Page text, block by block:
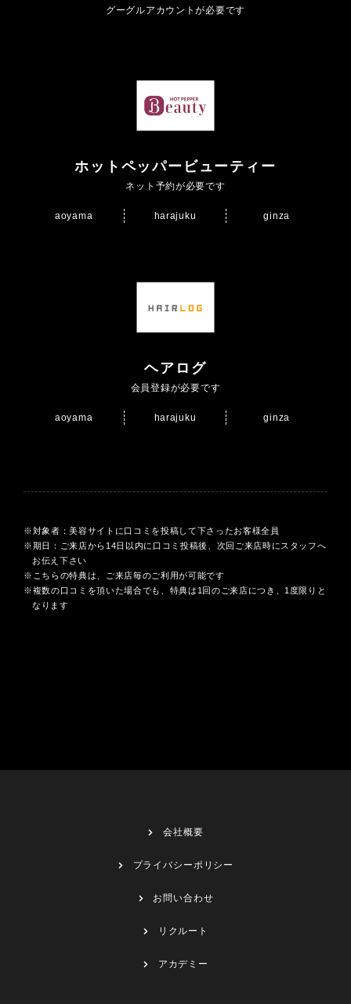
グーグルアカウントが必要です
ホットペッパービューティー
ネット予約が必要です
aoyama harajuku ginza
ヘアログ
会員登録が必要です
aoyama harajuku ginza
対象者：美容サイトに口コミを投稿して下さったお客様全員
期日：ご来店から14日以内に口コミ投稿後、次回ご来店時にスタッフへ
お伝え下さい
こちらの特典は、ご来店毎のご利用が可能です
複数の口コミを頂いた場合でも、特典は1回のご来店につき、1度限りと
なります
会社概要
プライバシーポリシー
お問い合わせ
リクルート
アカデミー